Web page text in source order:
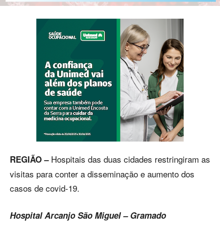
REGIÃO –Hospitais das duas cidades restringiram as
visitas para conter a disseminação e aumento dos
casos de covid-19.
Hospital Arcanjo São Miguel – Gramado